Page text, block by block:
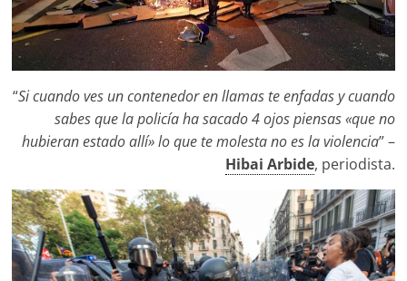
“Si cuando ves un contenedor en llamas te enfadas y cuando
sabes que la policía ha sacado 4 ojos piensas «que no
hubieran estado allí» lo que te molesta no es la violencia” –
Hibai Arbide, periodista.